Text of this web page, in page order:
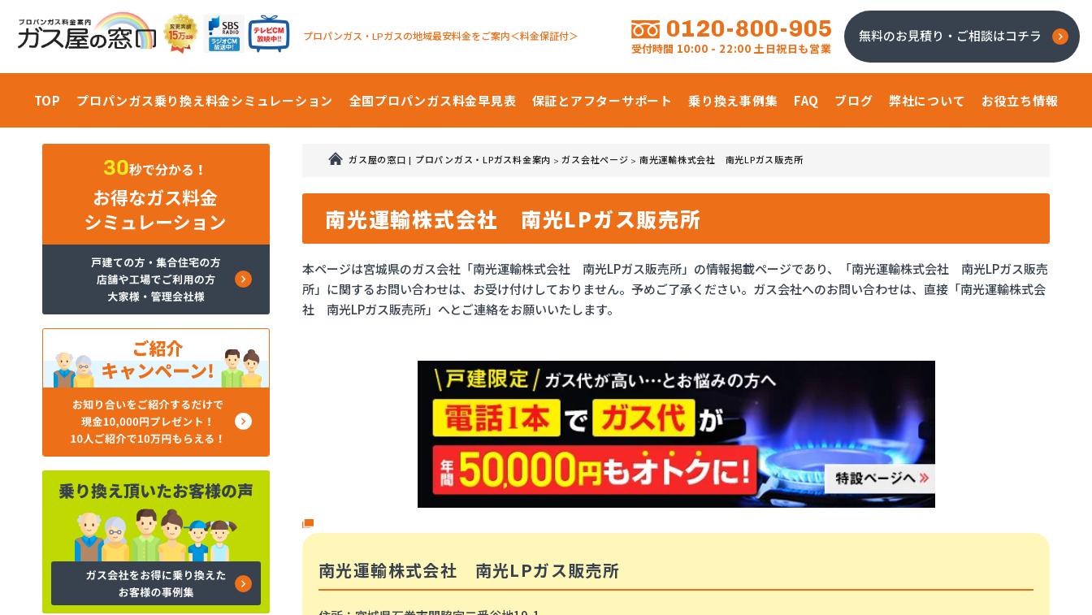
プロパンガス・LPガスの地域最安料金をご案内＜料金保証付＞ 0120-800-905
受付時間 10:00 - 22:00 土日祝日も営業
無料のお見積り・ご相談はコチラ
TOP プロパンガス乗り換え料金シミュレーション 全国プロパンガス料金早見表 保証とアフターサポート 乗り換え事例集 FAQ ブログ 弊社について お役立ち情報
ガス屋の窓口 | プロパンガス・LPガス料金案内 >ガス会社ページ > 南光運輸株式会社 南光LPガス販売所
南光運輸株式会社 南光LPガス販売所
本ページは宮城県のガス会社「南光運輸株式会社 南光LPガス販売所」の情報掲載ページであり、「南光運輸株式会社 南光LPガス販売
所」に関するお問い合わせは、お受け付けしておりません。予めご了承ください。ガス会社へのお問い合わせは、直接「南光運輸株式会
社 南光LPガス販売所」へとご連絡をお願いいたします。
南光運輸株式会社 南光LPガス販売所